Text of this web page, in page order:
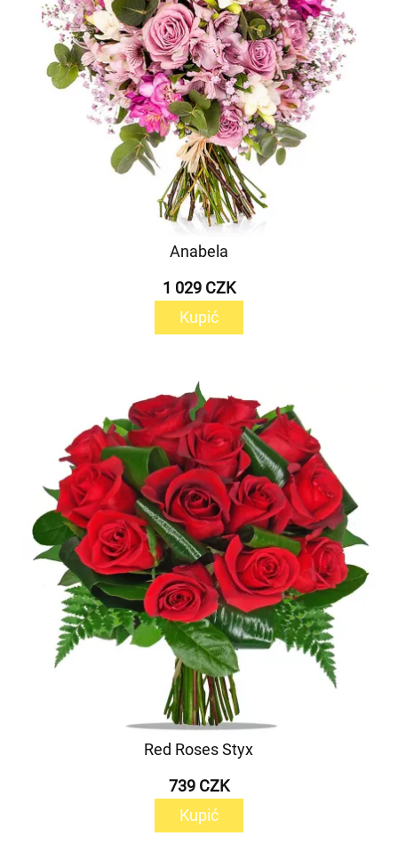
Anabela
1 029 CZK
Kupić
Red Roses Styx
739 CZK
Kupić